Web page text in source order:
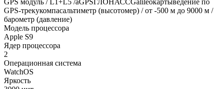
GPS-трекукомпасальтиметр (высотомер) / от -500 м до 9000 м /
барометр (давление)
Модель процессора
Apple S9
Ядер процессора
2
Операционная система
WatchOS
Яркость